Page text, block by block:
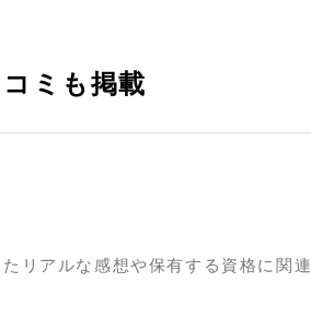
ミも掲載
リアルな感想や保有する資格に関連